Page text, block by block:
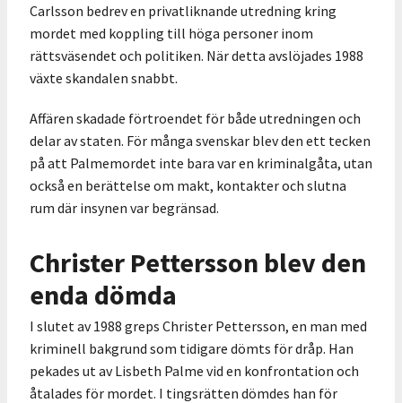
Carlsson bedrev en privatliknande utredning kring
mordet med koppling till höga personer inom
rättsväsendet och politiken. När detta avslöjades 1988
växte skandalen snabbt.
Affären skadade förtroendet för både utredningen och
delar av staten. För många svenskar blev den ett tecken
på att Palmemordet inte bara var en kriminalgåta, utan
också en berättelse om makt, kontakter och slutna
rum där insynen var begränsad.
Christer Pettersson blev den
enda dömda
I slutet av 1988 greps Christer Pettersson, en man med
kriminell bakgrund som tidigare dömts för dråp. Han
pekades ut av Lisbeth Palme vid en konfrontation och
åtalades för mordet. I tingsrätten dömdes han för